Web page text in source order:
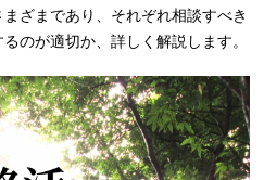
ざまであり、それぞれ相談すべき
のが適切か、詳しく解説します。